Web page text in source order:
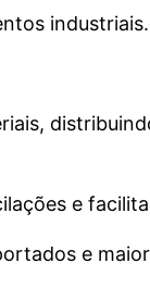
industriais.
e
e